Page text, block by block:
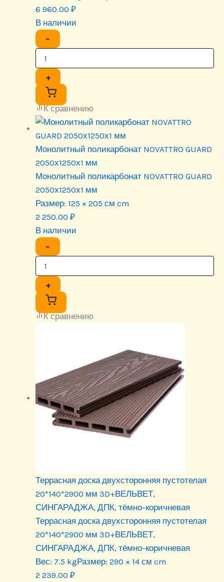
6 960.00 ₽
В наличии
−
+
К сравнению
Монолитный поликарбонат NOVATTRO GUARD
2050х1250х1 мм
Монолитный поликарбонат NOVATTRO GUARD
2050х1250х1 мм
Размер: 125 × 205 см cm
2 250.00 ₽
В наличии
−
+
К сравнению
Террасная доска двухсторонняя пустотелая
20*140*2900 мм 3D+ВЕЛЬВЕТ,
СИНГАРАДЖА, ДПК, тёмно-коричневая
Террасная доска двухсторонняя пустотелая
20*140*2900 мм 3D+ВЕЛЬВЕТ,
СИНГАРАДЖА, ДПК, тёмно-коричневая
Вес: 7.5 kgРазмер: 290 × 14 см cm
2 239.00 ₽